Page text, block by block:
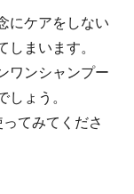
にケアをしない
しまいます。
ワンシャンプー
しょう。
てみてくださ